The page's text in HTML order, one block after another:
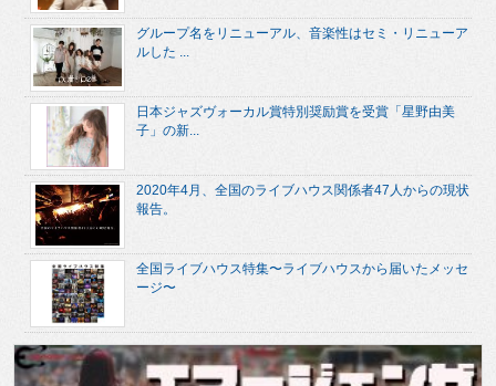
グループ名をリニューアル、音楽性はセミ・リニューア
ルした ...
日本ジャズヴォーカル賞特別奨励賞を受賞「星野由美
子」の新...
2020年4月、全国のライブハウス関係者47人からの現状
報告。
全国ライブハウス特集〜ライブハウスから届いたメッセ
ージ〜